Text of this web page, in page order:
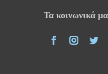
Τα κοινωνικά